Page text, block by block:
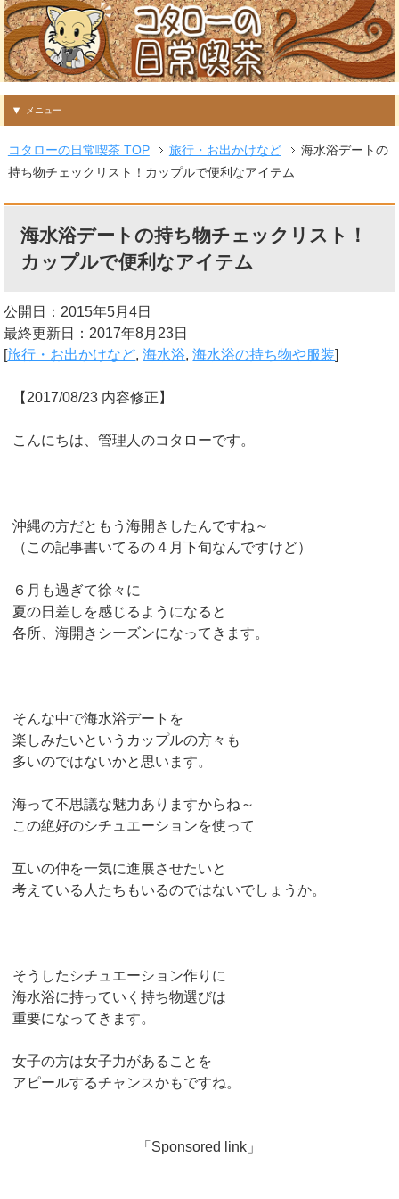
メニュー
コタローの日常喫茶 TOP 旅行・お出かけなど
海水浴デートの
持ち物チェックリスト！カップルで便利なアイテム
海水浴デートの持ち物チェックリスト！
カップルで便利なアイテム
公開日：2015年5月4日
最終更新日：2017年8月23日
[旅行・お出かけなど,海水浴,海水浴の持ち物や服装]
【2017/08/23 内容修正】
こんにちは、管理人のコタローです。
沖縄の方だともう海開きしたんですね～
（この記事書いてるの４月下旬なんですけど）
６月も過ぎて徐々に
夏の日差しを感じるようになると
各所、海開きシーズンになってきます。
そんな中で海水浴デートを
楽しみたいというカップルの方々も
多いのではないかと思います。
海って不思議な魅力ありますからね～
この絶好のシチュエーションを使って
互いの仲を一気に進展させたいと
考えている人たちもいるのではないでしょうか。
そうしたシチュエーション作りに
海水浴に持っていく持ち物選びは
重要になってきます。
女子の方は女子力があることを
アピールするチャンスかもですね。
「Sponsored link」